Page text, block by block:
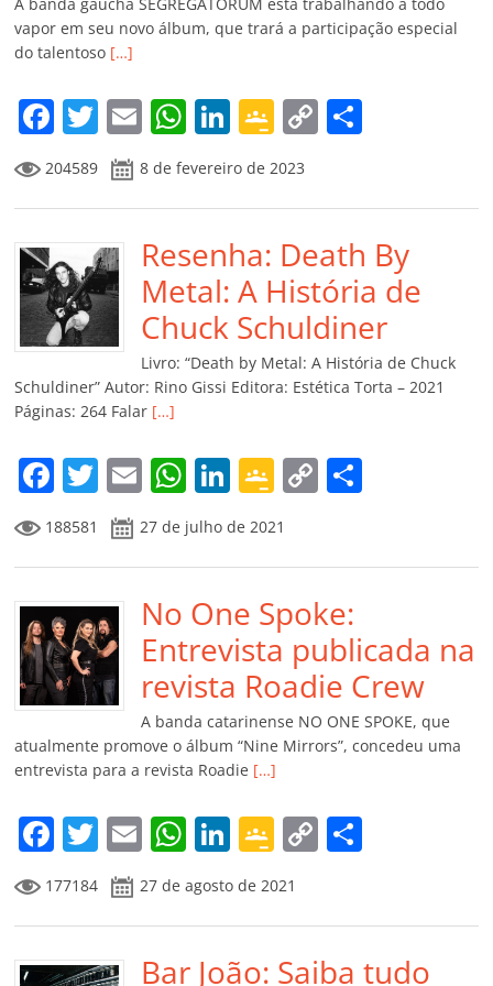
vapor em seu novo álbum, que trará a participação especial
do talentoso […]
F
a
c
e
b
o
o
k
T
w
itt
er
E
m
ai
l
W
at
s
A
p
p
Li
k
e
dI
n
G
o
o
gl
e
Cl
a
ss
ro
m
C
y
Li
n
k
p
ar
til
h
ar
204589 8 de fevereiro de 2023
Resenha: Death By
Metal: A História de
Chuck Schuldiner
Livro: “Death by Metal: A História de Chuck
Schuldiner” Autor: Rino Gissi Editora: Estética Torta – 2021
Páginas: 264 Falar […]
F
a
c
e
b
o
o
k
T
w
itt
er
E
m
ai
l
W
h
at
s
A
p
p
Li
n
k
e
dI
n
G
o
o
gl
e
Cl
a
ss
ro
o
m
C
y
Li
n
k
p
til
h
ar
188581 27 de julho de 2021
No One Spoke:
Entrevista publicada na
revista Roadie Crew
A banda catarinense NO ONE SPOKE, que
atualmente promove o álbum “Nine Mirrors”, concedeu uma
entrevista para a revista Roadie […]
F
a
c
e
b
T
w
itt
er
E
m
ai
l
W
at
s
A
Li
n
k
e
dI
G
o
o
gl
e
C
y
Li
p
ar
177184 27 de agosto de 2021
Bar João: Saiba tudo